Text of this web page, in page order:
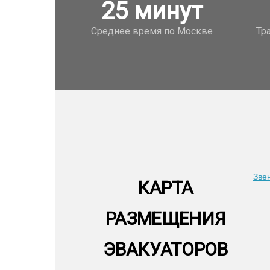
25минут
Среднее время по Москве
КАРТА
РАЗМЕЩЕНИЯ
ЭВАКУАТОРОВ